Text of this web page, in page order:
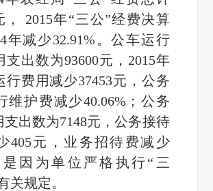
， 2015年“三公”经费决算
年减少32.91%。公车运行
支出数为93600元，2015年
行费用减少37453元，公务
维护费减少40.06%；公务
支出数为7148元，公务接待
405元，业务招待费减少
是因为单位严格执行“三
关规定。